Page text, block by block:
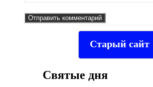
Старый сайт
Святые дня